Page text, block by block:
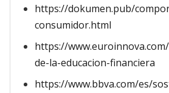
https://dokumen.pub/
consumidor.html
https://
de-la-educacion-financiera
https://www.bbva.com/es/